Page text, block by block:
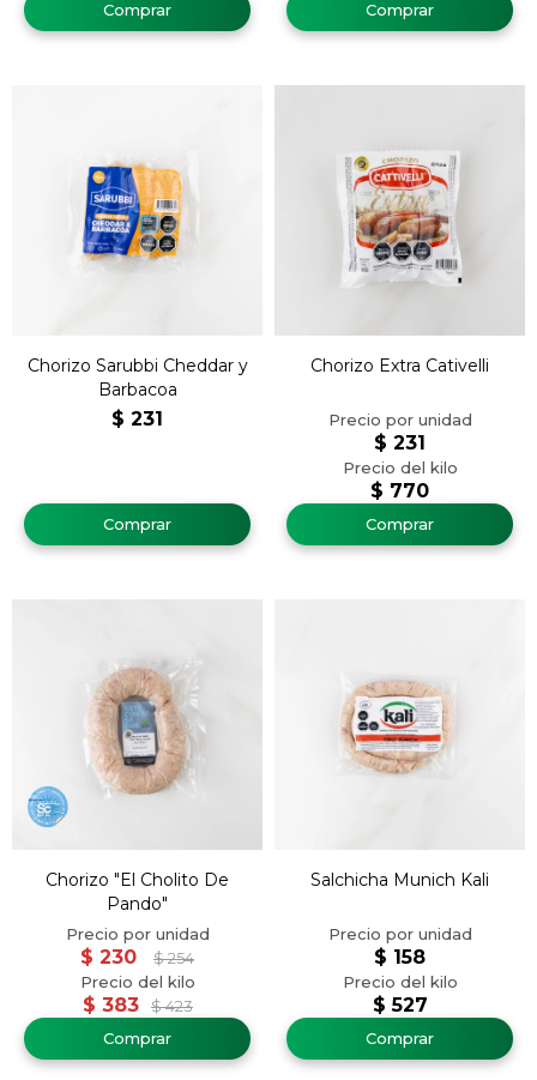
Chorizo Sarubbi Cheddar y
Barbacoa
$ 231
Chorizo Extra Cativelli
$ 770
$ 231
Chorizo "El Cholito De
Pando"
$ 383 $ 423
$ 230 $ 254
Salchicha Munich Kali
$ 527
$ 158